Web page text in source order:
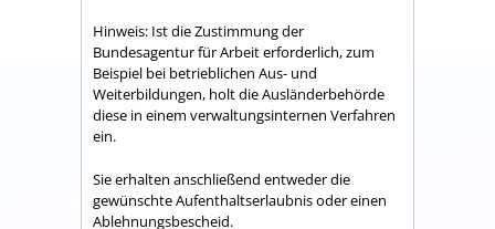
Hinweis: Ist die Zustimmung der
Bundesagentur für Arbeit erforderlich, zum
Beispiel bei betrieblichen Aus- und
Weiterbildungen, holt die Ausländerbehörde
diese in einem verwaltungsinternen Verfahren
ein.
Sie erhalten anschließend entweder die
gewünschte Aufenthaltserlaubnis oder einen
Ablehnungsbescheid.